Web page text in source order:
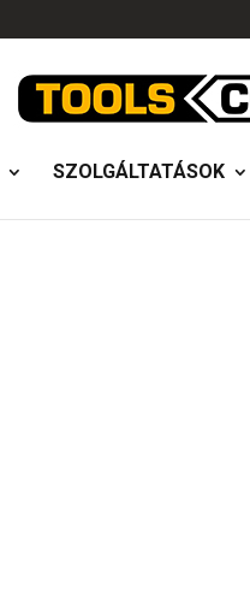
SZOLGÁLTATÁSOK